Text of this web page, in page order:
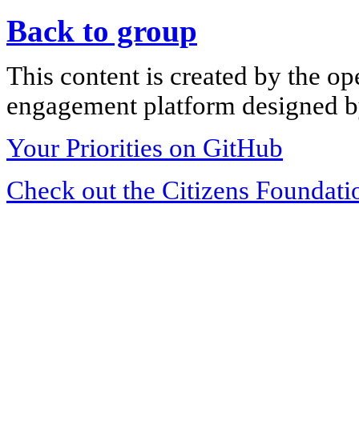
Back to group
This content is created by the
engagement platform designed
Your Priorities on GitHub
Check out the Citizens